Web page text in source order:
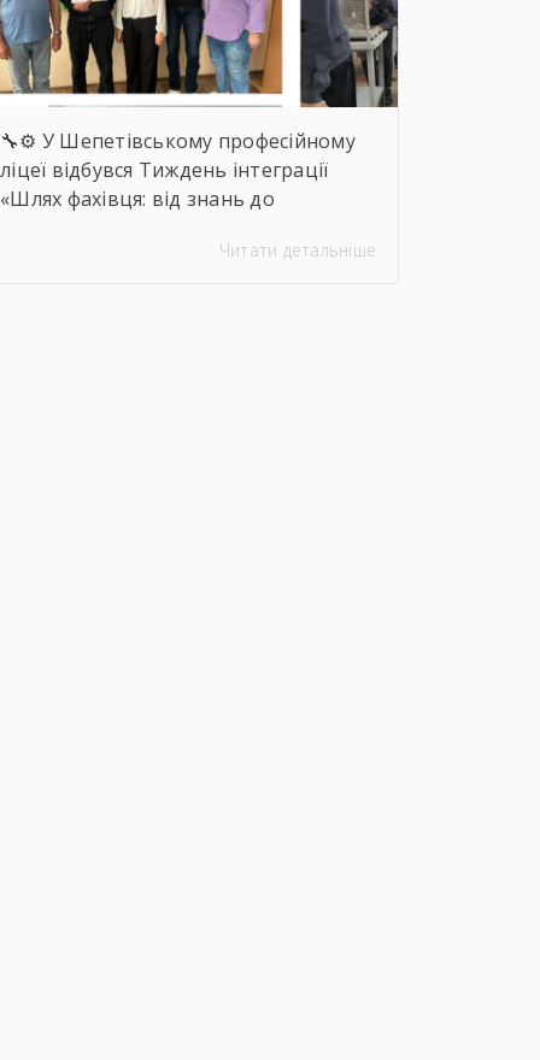
🔧⚙️ У Шепетівському професійному
ліцеї відбувся Тиждень інтеграції
«Шлях фахівця: від знань до
слюсаря-ремонтника. Протягом
Читати детальніше